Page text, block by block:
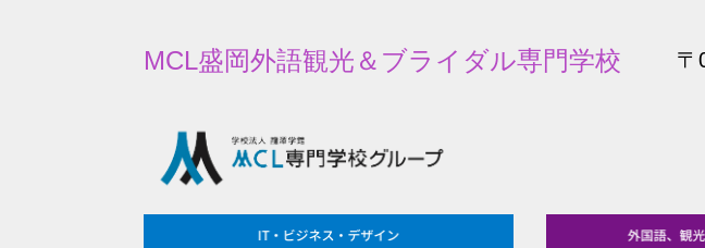
MCL盛岡外語観光＆ ブライダル専門学校 〒